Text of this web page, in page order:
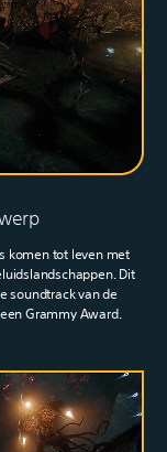
komen tot leven met
Dit
soundtrack van de
Grammy Award.‎